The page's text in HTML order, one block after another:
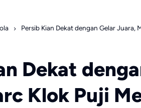
Persib Kian Dekat dengan Gelar Juara,
Dekat
Klok Puji